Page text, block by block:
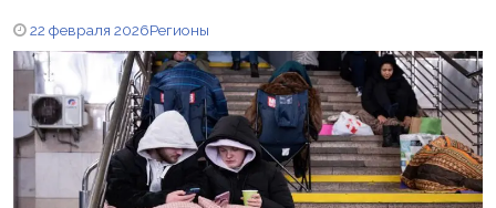
22 февраля 2026Регионы